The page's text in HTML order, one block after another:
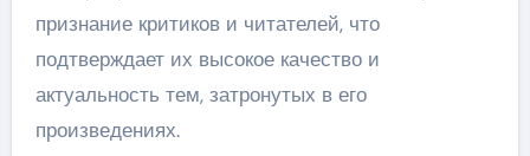
признание критиков и читателей, что
подтверждает их высокое качество и
актуальность тем, затронутых в его
произведениях.